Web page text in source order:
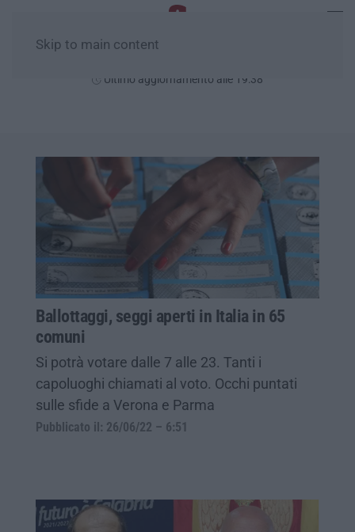
Skip to main content
Ultimo aggiornamento alle 19:38
Ballottaggi, seggi aperti in Italia in 65
comuni
Si potrà votare dalle 7 alle 23. Tanti i
capoluoghi chiamati al voto. Occhi puntati
sulle sfide a Verona e Parma
Pubblicato il: 26/06/22 – 6:51